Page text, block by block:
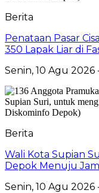
Berita
Penataan Pasar
350 Lapak Liar di
Senin, 10 Agu 2026
Berita
Wali Kota Supian
Depok Menuju
Senin, 10 Agu 2026